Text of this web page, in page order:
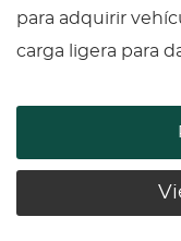
para adquirir
carga ligera para